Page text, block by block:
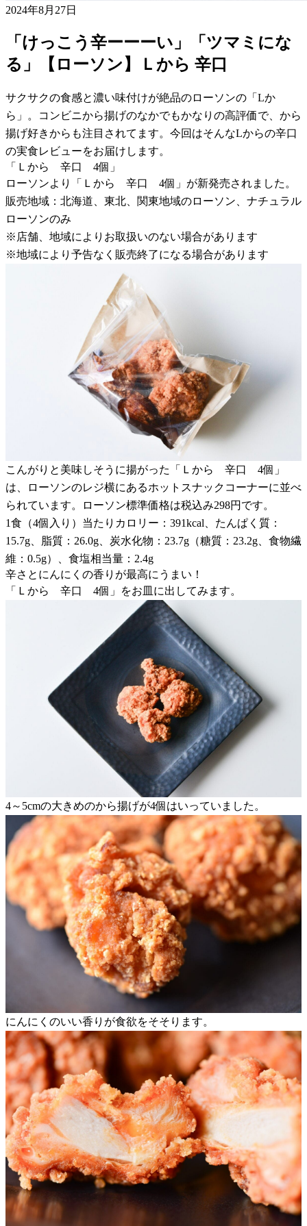
2024年8月27日
「けっこう辛ーーーい」「ツマミにな
る」【ローソン】Ｌから 辛口
サクサクの食感と濃い味付けが絶品のローソンの「Lか
ら」。コンビニから揚げのなかでもかなりの高評価で、から
揚げ好きからも注目されてます。今回はそんなLからの辛口
の実食レビューをお届けします。
「Ｌから 辛口 4個」
ローソンより「Ｌから 辛口 4個」が新発売されました。
販売地域：北海道、東北、関東地域のローソン、ナチュラル
ローソンのみ
※店舗、地域によりお取扱いのない場合があります
※地域により予告なく販売終了になる場合があります
こんがりと美味しそうに揚がった「Ｌから 辛口 4個」
は、ローソンのレジ横にあるホットスナックコーナーに並べ
られています。ローソン標準価格は税込み298円です。
1食（4個入り）当たりカロリー：391kcal、たんぱく質：
15.7g、脂質：26.0g、炭水化物：23.7g（糖質：23.2g、食物繊
維：0.5g）、食塩相当量：2.4g
辛さとにんにくの香りが最高にうまい！
「Ｌから 辛口 4個」をお皿に出してみます。
4～5cmの大きめのから揚げが4個はいっていました。
にんにくのいい香りが食欲をそそります。